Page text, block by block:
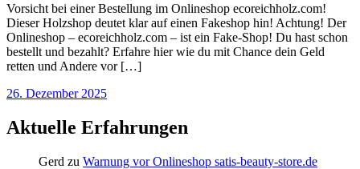
Vorsicht bei einer Bestellung im Onlineshop ecoreichholz.com!
Dieser Holzshop deutet klar auf einen Fakeshop hin! Achtung! Der
Onlineshop – ecoreichholz.com – ist ein Fake-Shop! Du hast schon
bestellt und bezahlt? Erfahre hier wie du mit Chance dein Geld
retten und Andere vor […]
26. Dezember 2025
Aktuelle Erfahrungen
Gerd zu Warnung vor Onlineshop satis-beauty-store.de